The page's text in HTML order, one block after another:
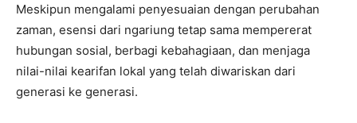
Meskipun mengalami penyesuaian dengan perubahan
zaman, esensi dari ngariung tetap sama mempererat
hubungan sosial, berbagi kebahagiaan, dan menjaga
nilai-nilai kearifan lokal yang telah diwariskan dari
generasi ke generasi.